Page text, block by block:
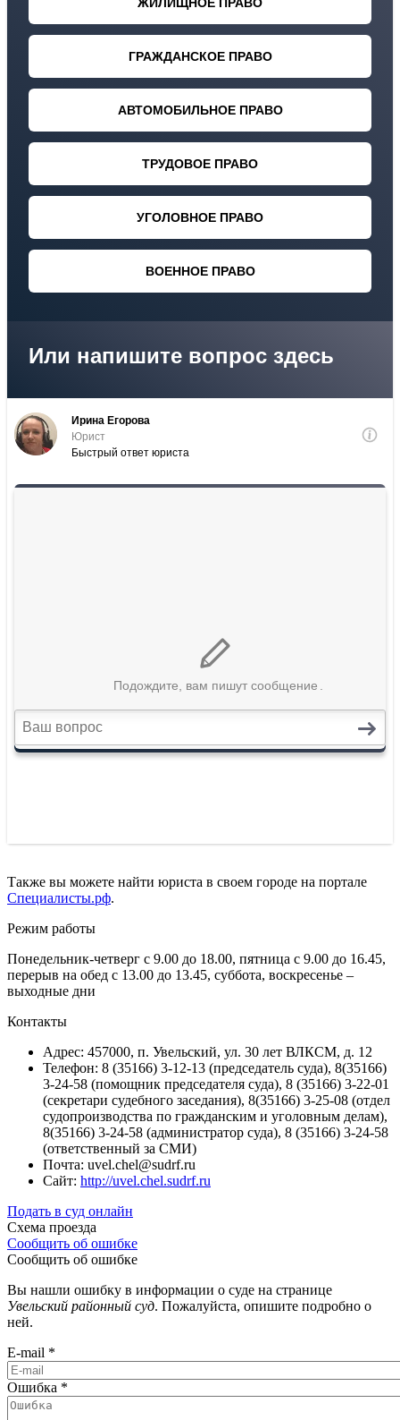
Также вы можете найти юриста в своем городе на портале
Специалисты.рф.
Режим работы
Понедельник-четверг с 9.00 до 18.00, пятница с 9.00 до 16.45,
перерыв на обед с 13.00 до 13.45, суббота, воскресенье –
выходные дни
Контакты
Адрес: 457000, п. Увельский, ул. 30 лет ВЛКСМ, д. 12
Телефон: 8 (35166) 3-12-13 (председатель суда), 8(35166)
3-24-58 (помощник председателя суда), 8 (35166) 3-22-01
(секретари судебного заседания), 8(35166) 3-25-08 (отдел
судопроизводства по гражданским и уголовным делам),
8(35166) 3-24-58 (администратор суда), 8 (35166) 3-24-58
(ответственный за СМИ)
Почта: uvel.chel@sudrf.ru
Сайт: http://uvel.chel.sudrf.ru
Подать в суд онлайн
Схема проезда
Сообщить об ошибке
Сообщить об ошибке
Вы нашли ошибку в информации о суде на странице
Увельский районный суд. Пожалуйста, опишите подробно о
ней.
E-mail *
Ошибка *